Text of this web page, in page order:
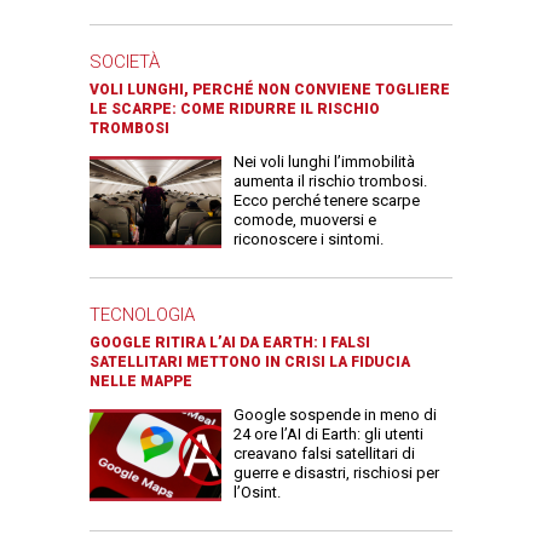
SOCIETÀ
VOLI LUNGHI, PERCHÉ NON CONVIENE TOGLIERE
LE SCARPE: COME RIDURRE IL RISCHIO
TROMBOSI
Nei voli lunghi l’immobilità
aumenta il rischio trombosi.
Ecco perché tenere scarpe
comode, muoversi e
riconoscere i sintomi.
TECNOLOGIA
GOOGLE RITIRA L’AI DA EARTH: I FALSI
SATELLITARI METTONO IN CRISI LA FIDUCIA
NELLE MAPPE
Google sospende in meno di
24 ore l’AI di Earth: gli utenti
creavano falsi satellitari di
guerre e disastri, rischiosi per
l’Osint.